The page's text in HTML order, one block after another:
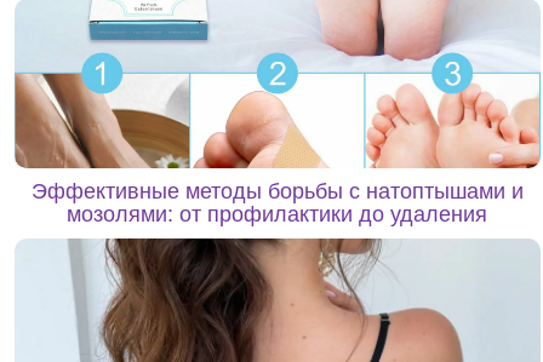
Эффективные методы борьбы с натоптышами и
мозолями: от профилактики до удаления